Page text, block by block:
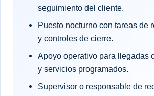
seguimiento del cliente.
Puesto nocturno con tareas de
y controles de cierre.
Apoyo operativo para llegadas
y servicios programados.
Supervisor o responsable de